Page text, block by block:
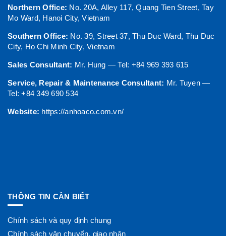
Northern Office: No. 20A, Alley 117, Quang Tien Street, Tay
Mo Ward, Hanoi City, Vietnam
Southern Office: No. 39, Street 37, Thu Duc Ward, Thu Duc
City, Ho Chi Minh City, Vietnam
Sales Consultant: Mr. Hung — Tel: +84 969 393 615
Service, Repair & Maintenance Consultant: Mr. Tuyen —
Tel: +84 349 690 534
Website: https://anhoaco.com.vn/
THÔNG TIN CẦN BIẾT
Chính sách và quy định chung
Chính sách vận chuyển, giao nhận